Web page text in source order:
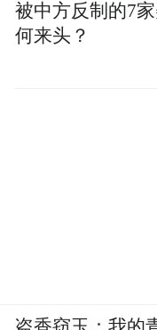
被中方反制的7
何来头？
盗香窃玉：我的